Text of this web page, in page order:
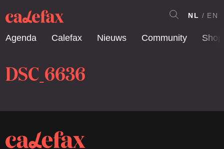
Agenda Calefax Nieuws Community Shop
NL EN
DSC_6636